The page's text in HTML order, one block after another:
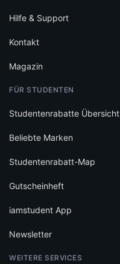
Hilfe & Support
Kontakt
Magazin
FÜR STUDENTEN
Studentenrabatte Übersicht
Beliebte Marken
Studentenrabatt-Map
Gutscheinheft
iamstudent App
Newsletter
WEITERE SERVICES